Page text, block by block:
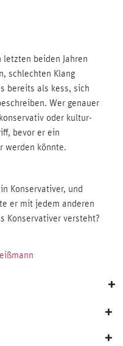
beiden Jahren
schlechten Klang
bereits als kess, sich
Wer genauer
oder kultur-
bevor er ein
werden könnte.
Konservativer, und
er mit jedem anderen
Konservativer versteht?